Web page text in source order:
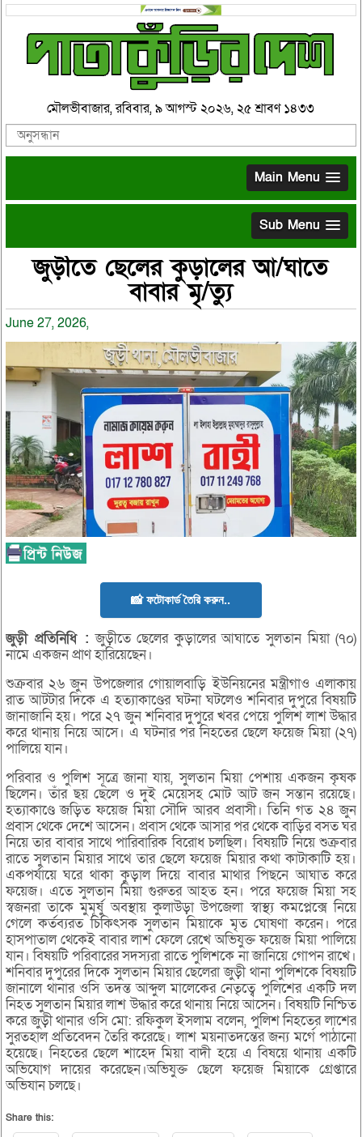
মৌলভীবাজার, রবিবার, ৯ আগস্ট ২০২৬, ২৫ শ্রাবণ ১৪৩৩
Main Menu
Sub Menu
জুড়ীতে ছেলের কুড়ালের আ/ঘাতে
বাবার মৃ/ত্যু
June 27, 2026,
📸 ফটোকার্ড তৈরি করুন..
জুড়ীপ্রতিনিধি : জুড়ীতে ছেলের কুড়ালের আঘাতে সুলতান মিয়া (৭০)
নামে একজন প্রাণ হারিয়েছেন।
শুক্রবার ২৬ জুন উপজেলার গোয়ালবাড়ি ইউনিয়নের মন্ত্রীগাও এলাকায়
রাত আটটার দিকে এ হত্যাকাণ্ডের ঘটনা ঘটলেও শনিবার দুপুরে বিষয়টি
জানাজানি হয়। পরে ২৭ জুন শনিবার দুপুরে খবর পেয়ে পুলিশ লাশ উদ্ধার
করে থানায় নিয়ে আসে। এ ঘটনার পর নিহতের ছেলে ফয়েজ মিয়া (২৭)
পালিয়ে যান।
পরিবার ও পুলিশ সূত্রে জানা যায়, সুলতান মিয়া পেশায় একজন কৃষক
ছিলেন। তাঁর ছয় ছেলে ও দুই মেয়েসহ মোট আট জন সন্তান রয়েছে।
হত্যাকাণ্ডে জড়িত ফয়েজ মিয়া সৌদি আরব প্রবাসী। তিনি গত ২৪ জুন
প্রবাস থেকে দেশে আসেন। প্রবাস থেকে আসার পর থেকে বাড়ির বসত ঘর
নিয়ে তার বাবার সাথে পারিবারিক বিরোধ চলছিল। বিষয়টি নিয়ে শুক্রবার
রাতে সুলতান মিয়ার সাথে তার ছেলে ফয়েজ মিয়ার কথা কাটাকাটি হয়।
একপর্যায়ে ঘরে থাকা কুড়াল দিয়ে বাবার মাথার পিছনে আঘাত করে
ফয়েজ। এতে সুলতান মিয়া গুরুতর আহত হন। পরে ফয়েজ মিয়া সহ
স্বজনরা তাকে মুমূর্ষু অবস্থায় কুলাউড়া উপজেলা স্বাস্থ্য কমপ্লেক্সে নিয়ে
গেলে কর্তব্যরত চিকিৎসক সুলতান মিয়াকে মৃত ঘোষণা করেন। পরে
হাসপাতাল থেকেই বাবার লাশ ফেলে রেখে অভিযুক্ত ফয়েজ মিয়া পালিয়ে
যান। বিষয়টি পরিবারের সদস্যরা রাতে পুলিশকে না জানিয়ে গোপন রাখে।
শনিবার দুপুরের দিকে সুলতান মিয়ার ছেলেরা জুড়ী থানা পুলিশকে বিষয়টি
জানালে থানার ওসি তদন্ত আব্দুল মালেকের নেতৃত্বে পুলিশের একটি দল
নিহত সুলতান মিয়ার লাশ উদ্ধার করে থানায় নিয়ে আসেন। বিষয়টি নিশ্চিত
করে জুড়ী থানার ওসি মো: রফিকুল ইসলাম বলেন, পুলিশ নিহতের লাশের
সুরতহাল প্রতিবেদন তৈরি করেছে। লাশ ময়নাতদন্তের জন্য মর্গে পাঠানো
হয়েছে। নিহতের ছেলে শাহেদ মিয়া বাদী হয়ে এ বিষয়ে থানায় একটি
অভিযোগ দায়ের করেছেন।অভিযুক্ত ছেলে ফয়েজ মিয়াকে গ্রেপ্তারে
অভিযান চলছে।
Share this: